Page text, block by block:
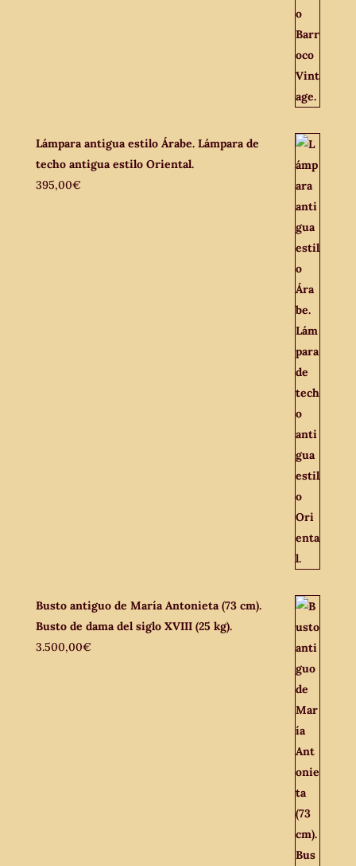
Lámpara antigua estilo Árabe. Lámpara de
techo antigua estilo Oriental.
395,00€
Busto antiguo de María Antonieta (73 cm).
Busto de dama del siglo XVIII (25 kg).
3.500,00€